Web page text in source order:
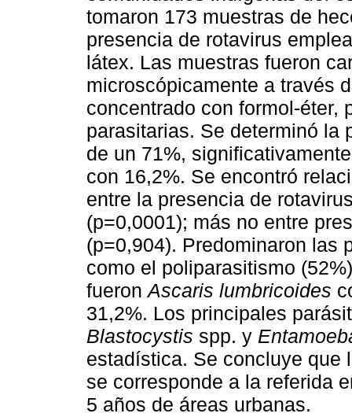
tomaron 173 muestras de
presencia de rotavirus
látex. Las muestras fueron
microscópicamente a través
concentrado con formol-éter,
parasitarias. Se determinó la
de un 71%,
con 16,2%. Se encontró
entre la presencia de
(p=0,0001); más no entre
(p=0,904). Predominaron las
como el poliparasitismo
fueronAscaris lumbricoides
31,2%. Los principales
Blastocystis spp. y
estadística. Se concluye que
se corresponde a la referida
5 años de áreas urbanas.